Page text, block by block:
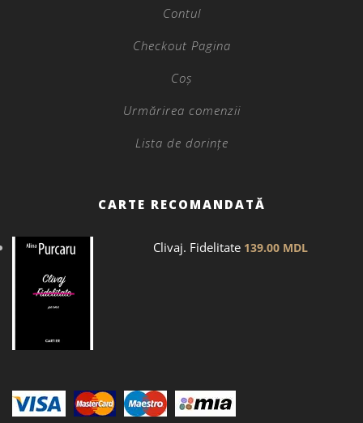
Contul
Checkout Pagina
Coș
Urmărirea comenzii
Lista de dorințe
CARTE RECOMANDATĂ
Clivaj. Fidelitate 139.00 MDL